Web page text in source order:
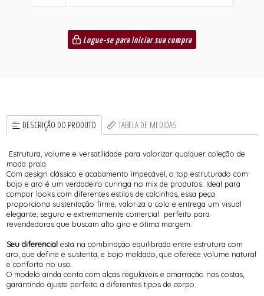
Logue-se para iniciar sua compra
DESCRIÇÃO DO PRODUTO TABELA DE MEDIDAS
Estrutura, volume e versatilidade para valorizar qualquer coleção de
moda praia.
Com design clássico e acabamento impecável, o top estruturado com
bojo e aro é um verdadeiro curinga no mix de produtos. Ideal para
compor looks com diferentes estilos de calcinhas, essa peça
proporciona sustentação firme, valoriza o colo e entrega um visual
elegante, seguro e extremamente comercial perfeito para
revendedoras que buscam alto giro e ótima margem.
Seu diferencialestá na combinação equilibrada entre estrutura com
aro, que define e sustenta, e bojo moldado, que oferece volume natural
e conforto no uso.
O modelo ainda conta com alças reguláveis e amarração nas costas,
garantindo ajuste perfeito a diferentes tipos de corpo.